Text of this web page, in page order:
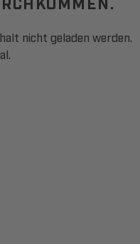
nicht geladen werden.